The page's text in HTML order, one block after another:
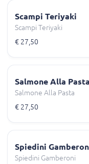
Scampi Teriyaki
Scampi Teriyaki
€ 27,50
Salmone Alla Pasta
Salmone Alla Pasta
€ 27,50
Spiedini
Spiedini Gamberoni